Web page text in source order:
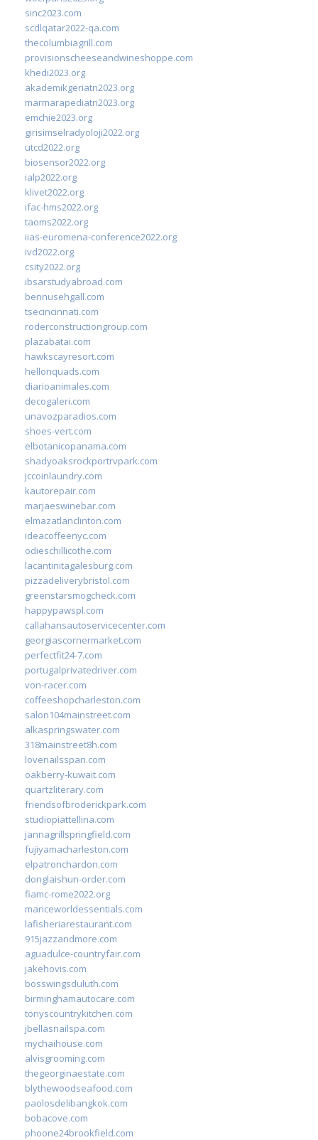
sinc2023.com
scdlqatar2022-qa.com
thecolumbiagrill.com
provisionscheeseandwineshoppe.com
khedi2023.org
akademikgeriatri2023.org
marmarapediatri2023.org
emchie2023.org
girisimselradyoloji2022.org
utcd2022.org
biosensor2022.org
ialp2022.org
klivet2022.org
ifac-hms2022.org
taoms2022.org
iias-euromena-conference2022.org
ivd2022.org
csity2022.org
ibsarstudyabroad.com
bennusehgall.com
tsecincinnati.com
roderconstructiongroup.com
plazabatai.com
hawkscayresort.com
hellonquads.com
diarioanimales.com
decogaleri.com
unavozparadios.com
shoes-vert.com
elbotanicopanama.com
shadyoaksrockportrvpark.com
jccoinlaundry.com
kautorepair.com
marjaeswinebar.com
elmazatlanclinton.com
ideacoffeenyc.com
odieschillicothe.com
lacantinitagalesburg.com
pizzadeliverybristol.com
greenstarsmogcheck.com
happypawspl.com
callahansautoservicecenter.com
georgiascornermarket.com
perfectfit24-7.com
portugalprivatedriver.com
von-racer.com
coffeeshopcharleston.com
salon104mainstreet.com
alkaspringswater.com
318mainstreet8h.com
lovenailsspari.com
oakberry-kuwait.com
quartzliterary.com
friendsofbroderickpark.com
studiopiattellina.com
jannagrillspringfield.com
fujiyamacharleston.com
elpatronchardon.com
donglaishun-order.com
fiamc-rome2022.org
mariceworldessentials.com
lafisheriarestaurant.com
915jazzandmore.com
aguadulce-countryfair.com
jakehovis.com
bosswingsduluth.com
birminghamautocare.com
tonyscountrykitchen.com
jbellasnailspa.com
mychaihouse.com
alvisgrooming.com
thegeorginaestate.com
blythewoodseafood.com
paolosdelibangkok.com
bobacove.com
phoone24brookfield.com